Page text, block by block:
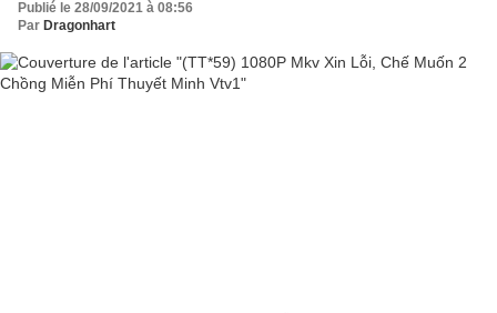
Publié le 28/09/2021 à 08:56
Par Dragonhart